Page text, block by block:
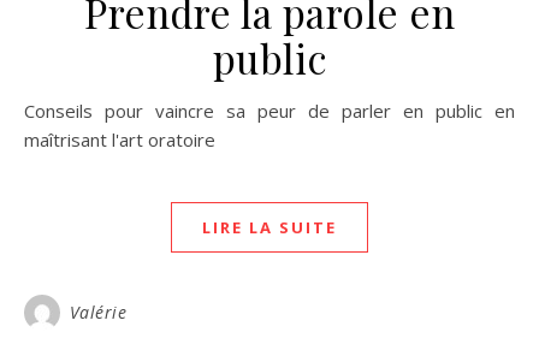
Prendre la parole en
public
Conseils pour vaincre sa peur de parler en public en
maîtrisant l'art oratoire
LIRE LA SUITE
Valérie